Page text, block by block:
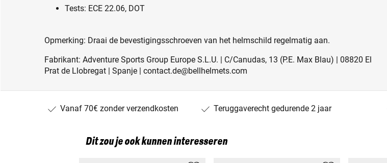
Tests: ECE 22.06, DOT
Opmerking: Draai de bevestigingsschroeven van het helmschild regelmatig aan.
Fabrikant: Adventure Sports Group Europe S.L.U. | C/Canudas, 13 (P.E. Max Blau) | 08820 El
Prat de Llobregat | Spanje | contact.de@bellhelmets.com
Vanaf 70€ zonder verzendkosten Teruggaverecht gedurende 2 jaar
Dit zou je ook kunnen interesseren